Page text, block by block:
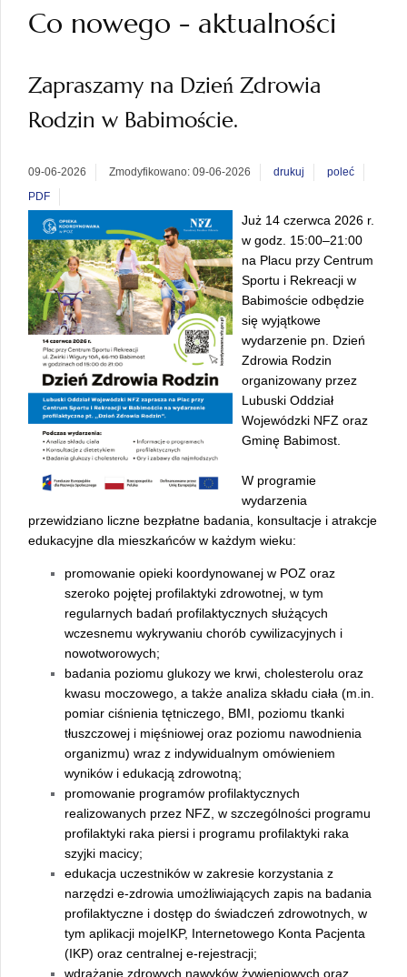
Co nowego - aktualności
Zapraszamy na Dzień Zdrowia
Rodzin w Babimoście.
09-06-2026 Zmodyfikowano: 09-06-2026 drukuj
poleć
PDF
Już 14 czerwca 2026 r.
w godz. 15:00–21:00
na Placu przy Centrum
Sportu i Rekreacji w
Babimoście odbędzie
się wyjątkowe
wydarzenie pn. Dzień
Zdrowia Rodzin
organizowany przez
Lubuski Oddział
Wojewódzki NFZ oraz
Gminę Babimost.
W programie
wydarzenia
przewidziano liczne bezpłatne badania, konsultacje i atrakcje
edukacyjne dla mieszkańców w każdym wieku:
promowanie opieki koordynowanej w POZ oraz
szeroko pojętej profilaktyki zdrowotnej, w tym
regularnych badań profilaktycznych służących
wczesnemu wykrywaniu chorób cywilizacyjnych i
nowotworowych;
badania poziomu glukozy we krwi, cholesterolu oraz
kwasu moczowego, a także analiza składu ciała (m.in.
pomiar ciśnienia tętniczego, BMI, poziomu tkanki
tłuszczowej i mięśniowej oraz poziomu nawodnienia
organizmu) wraz z indywidualnym omówieniem
wyników i edukacją zdrowotną;
promowanie programów profilaktycznych
realizowanych przez NFZ, w szczególności programu
profilaktyki raka piersi i programu profilaktyki raka
szyjki macicy;
edukacja uczestników w zakresie korzystania z
narzędzi e-zdrowia umożliwiających zapis na badania
profilaktyczne i dostęp do świadczeń zdrowotnych, w
tym aplikacji mojeIKP, Internetowego Konta Pacjenta
(IKP) oraz centralnej e-rejestracji;
wdrażanie zdrowych nawyków żywieniowych oraz